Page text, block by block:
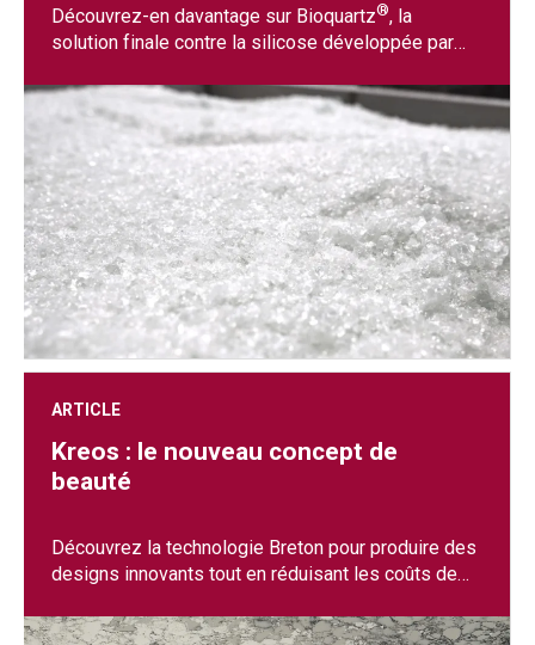
Découvrez-en davantage sur Bioquartz®, la
solution finale contre la silicose développée par
ARTICLE
Kreos : le nouveau concept de
beauté
Découvrez la technologie Breton pour produire des
designs innovants tout en réduisant les coûts de